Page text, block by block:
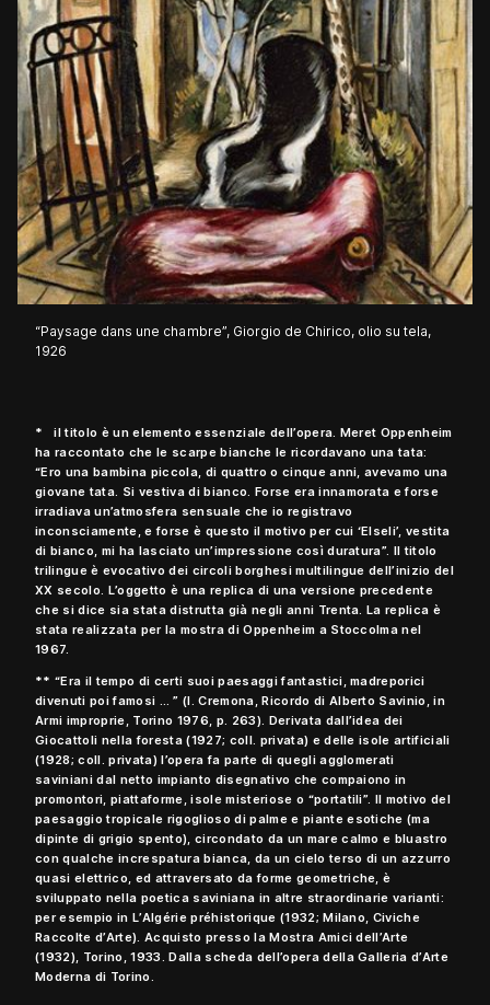
“Paysage dans une chambre”, Giorgio de Chirico, olio su tela,
1926
* il titolo è un elemento essenziale dell’opera. Meret Oppenheim
ha raccontato che le scarpe bianche le ricordavano una tata:
“Ero una bambina piccola, di quattro o cinque anni, avevamo una
giovane tata. Si vestiva di bianco. Forse era innamorata e forse
irradiava un’atmosfera sensuale che io registravo
inconsciamente, e forse è questo il motivo per cui ‘Elseli’, vestita
di bianco, mi ha lasciato un’impressione così duratura”. Il titolo
trilingue è evocativo dei circoli borghesi multilingue dell’inizio del
XX secolo. L’oggetto è una replica di una versione precedente
che si dice sia stata distrutta già negli anni Trenta. La replica è
stata realizzata per la mostra di Oppenheim a Stoccolma nel
1967.
** “Era il tempo di certi suoi paesaggi fantastici, madreporici
divenuti poi famosi … ” (I. Cremona, Ricordo di Alberto Savinio, in
Armi improprie, Torino 1976, p. 263). Derivata dall’idea dei
Giocattoli nella foresta (1927; coll. privata) e delle isole artificiali
(1928; coll. privata) l’opera fa parte di quegli agglomerati
saviniani dal netto impianto disegnativo che compaiono in
promontori, piattaforme, isole misteriose o “portatili”. Il motivo del
paesaggio tropicale rigoglioso di palme e piante esotiche (ma
dipinte di grigio spento), circondato da un mare calmo e bluastro
con qualche increspatura bianca, da un cielo terso di un azzurro
quasi elettrico, ed attraversato da forme geometriche, è
sviluppato nella poetica saviniana in altre straordinarie varianti:
per esempio in L’Algérie préhistorique (1932; Milano, Civiche
Raccolte d’Arte). Acquisto presso la Mostra Amici dell’Arte
(1932), Torino, 1933. Dalla scheda dell’opera della Galleria d’Arte
Moderna di Torino.